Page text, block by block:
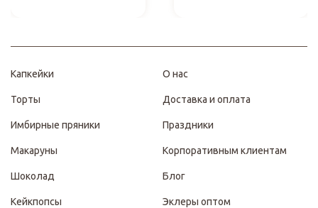
Капкейки
Торты
Имбирные пряники
Макаруны
Шоколад
Кейкпопсы
О нас
Доставка и оплата
Праздники
Корпоративным клиентам
Блог
Эклеры оптом